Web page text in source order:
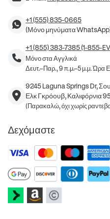
+1 (555) 835-0665
(Μόνο μηνύματα
+1 (855) 383-7385 (1-855-
Μόνο στα Αγγλικά
Δευτ.–Παρ., 9 π.μ.–5 μ.μ. Ώρα
9245 Laguna Springs Dr,
Ελκ Γκρόουβ, Καλιφόρνια
(Παρακαλώ, όχι χωρίς
Δεχόμαστε